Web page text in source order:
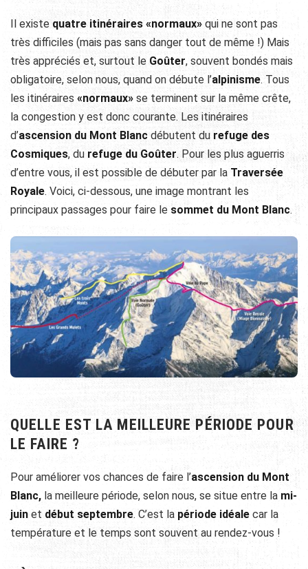
Il existe quatre itinéraires «normaux» qui ne sont pas
très difficiles (mais pas sans danger tout de même !) Mais
très appréciés et, surtout leGoûter, souvent bondés mais
obligatoire, selon nous, quand on débute l’alpinisme. Tous
les itinéraires «normaux» se terminent sur la même crête,
la congestion y est donc courante. Les itinéraires
d’ascension du Mont Blanc débutent du refuge des
Cosmiques, du refuge du Goûter. Pour les plus aguerris
d’entre vous, il est possible de débuter par la Traversée
Royale. Voici, ci-dessous, une image montrant les
principaux passages pour faire le sommet du Mont Blanc.
QUELLE EST LA MEILLEURE PÉRIODE POUR
LE FAIRE ?
Pour améliorer vos chances de faire l’ascension du Mont
Blanc, la meilleure période, selon nous, se situe entre la mi-
juin et début septembre. C’est la période idéale car la
température et le temps sont souvent au rendez-vous !